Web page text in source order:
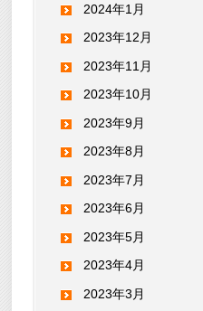
2024年1月
2023年12月
2023年11月
2023年10月
2023年9月
2023年8月
2023年7月
2023年6月
2023年5月
2023年4月
2023年3月